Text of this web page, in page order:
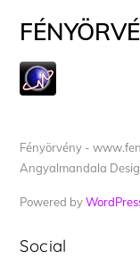
Fényörvény -
Angyalmandala
Powered by
Social